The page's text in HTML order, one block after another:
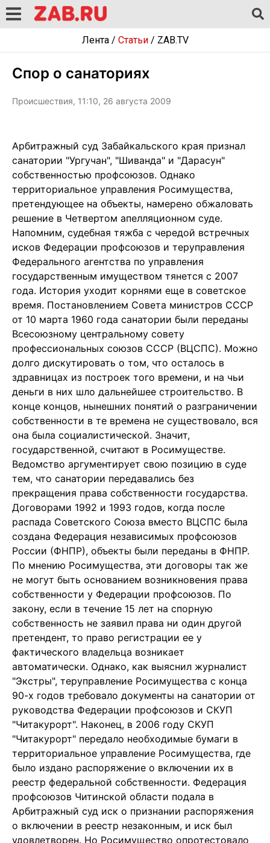
Лента/ Статьи/ ZAB.TV
Спор о санаториях
Происшествия, 11:10, 26 августа 2009
Арбитражный суд Забайкальского края признал
санатории "Ургучан", "Шиванда" и "Дарасун"
собственностью профсоюзов. Однако
территориальное управления Росимущества,
претендующее на объекты, намерено обжаловать
решение в Четвертом апелляционном суде.
Напомним, судебная тяжба с чередой встречных
исков Федерации профсоюзов и теруправления
Федерального агентства по управления
государственным имуществом тянется с 2007
года. История уходит корнями еще в советское
время. Постановлением Совета министров СССР
от 10 марта 1960 года санатории были переданы
Всесоюзному центральному совету
профессиональных союзов СССР (ВЦСПС). Можно
долго дискутировать о том, что осталось в
здравницах из построек того времени, и на чьи
деньги в них шло дальнейшее строительство. В
конце концов, нынешних понятий о разграничении
собственности в те времена не существовало, вся
она была социалистической. Значит,
государственной, считают в Росимуществе.
Ведомство аргументирует свою позицию в суде
тем, что санатории передавались без
прекращения права собственности государства.
Договорами 1992 и 1993 годов, когда после
распада Советского Союза вместо ВЦСПС была
создана Федерация независимых профсоюзов
России (ФНПР), объекты были переданы в ФНПР.
По мнению Росимущества, эти договоры так же
не могут быть основанием возникновения права
собственности у Федерации профсоюзов. По
закону, если в течение 15 лет на спорную
собственность не заявил права ни один другой
претендент, то право регистрации ее у
фактического владельца возникает
автоматически. Однако, как выяснил журналист
"Экстры", теруправление Росимущества с конца
90-х годов требовало документы на санатории от
руководства Федерации профсоюзов и СКУП
"Читакурорт". Наконец, в 2006 году СКУП
"Читакурорт" передало необходимые бумаги в
территориальное управление Росимущества, где
было издано распоряжение о включении их в
реестр федеральной собственности. Федерация
профсоюзов Читинской области подала в
Арбитражный суд иск о признании распоряжения
о включении в реестр незаконным, и иск был
удовлетворен. Но Росимущество опротестовало